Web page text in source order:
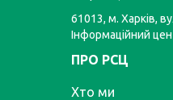
61013, м. Харків,
Інформаційний
ПРО РСЦ
Хто ми